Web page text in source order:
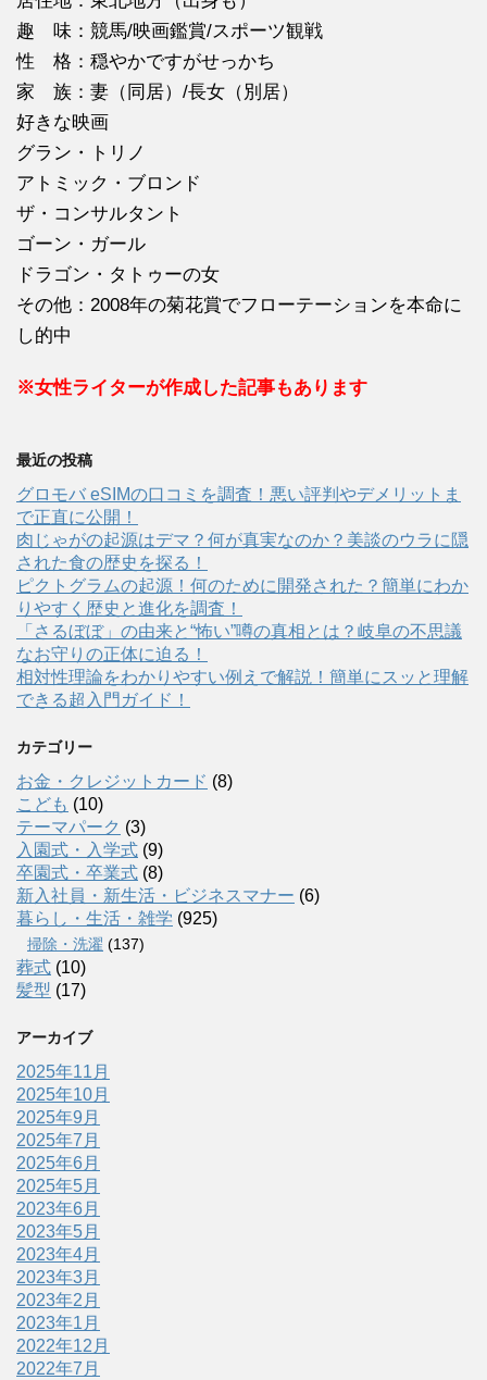
趣 味：競馬/映画鑑賞/スポーツ観戦
性 格：穏やかですがせっかち
家 族：妻（同居）/長女（別居）
好きな映画
グラン・トリノ
アトミック・ブロンド
ザ・コンサルタント
ゴーン・ガール
ドラゴン・タトゥーの女
その他：2008年の菊花賞でフローテーションを本命に
し的中
※女性ライターが作成した記事もあります
最近の投稿
グロモバ eSIMの口コミを調査！悪い評判やデメリットま
で正直に公開！
肉じゃがの起源はデマ？何が真実なのか？美談のウラに隠
された食の歴史を探る！
ピクトグラムの起源！何のために開発された？簡単にわか
りやすく歴史と進化を調査！
「さるぼぼ」の由来と“怖い”噂の真相とは？岐阜の不思議
なお守りの正体に迫る！
相対性理論をわかりやすい例えで解説！簡単にスッと理解
できる超入門ガイド！
カテゴリー
お金・クレジットカード (8)
こども (10)
テーマパーク (3)
入園式・入学式 (9)
卒園式・卒業式 (8)
新入社員・新生活・ビジネスマナー (6)
暮らし・生活・雑学 (925)
掃除・洗濯 (137)
葬式 (10)
髪型 (17)
アーカイブ
2025年11月
2025年10月
2025年9月
2025年7月
2025年6月
2025年5月
2023年6月
2023年5月
2023年4月
2023年3月
2023年2月
2023年1月
2022年12月
2022年7月